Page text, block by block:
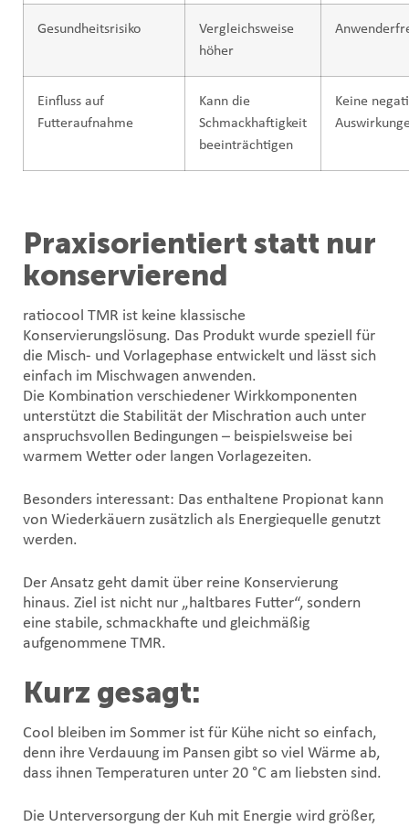
Gesundheitsrisiko
Vergleichsweise
höher
Einfluss auf
Futteraufnahme
Kann die
Schmackhaftigkeit
beeinträchtigen
Keine
Praxisorientiert statt nur
konservierend
ratiocool TMR ist keine klassische
Konservierungslösung. Das Produkt wurde speziell für
die Misch- und Vorlagephase entwickelt und lässt sich
einfach im Mischwagen anwenden.
Die Kombination verschiedener Wirkkomponenten
unterstützt die Stabilität der Mischration auch unter
anspruchsvollen Bedingungen – beispielsweise bei
warmem Wetter oder langen Vorlagezeiten.
Besonders interessant: Das enthaltene Propionat kann
von Wiederkäuern zusätzlich als Energiequelle genutzt
werden.
Der Ansatz geht damit über reine Konservierung
hinaus. Ziel ist nicht nur „haltbares Futter“, sondern
eine stabile, schmackhafte und gleichmäßig
aufgenommene TMR.
Kurz gesagt:
Cool bleiben im Sommer ist für Kühe nicht so einfach,
denn ihre Verdauung im Pansen gibt so viel Wärme ab,
dass ihnen Temperaturen unter 20 °C am liebsten sind.
Die Unterversorgung der Kuh mit Energie wird größer,